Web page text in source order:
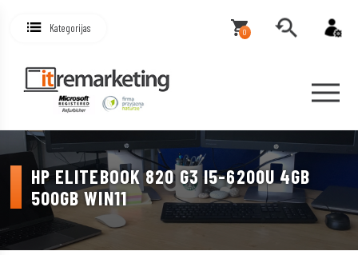
Kategorijas 0
HP ELITEBOOK 820 G3 I5-6200U 4GB
500GB WIN11